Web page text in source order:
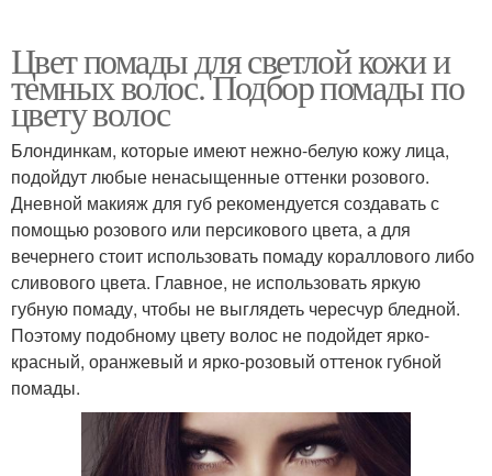
Цвет помады для светлой кожи и
темных волос. Подбор помады по
цвету волос
Блондинкам, которые имеют нежно-белую кожу лица,
подойдут любые ненасыщенные оттенки розового.
Дневной макияж для губ рекомендуется создавать с
помощью розового или персикового цвета, а для
вечернего стоит использовать помаду кораллового либо
сливового цвета. Главное, не использовать яркую
губную помаду, чтобы не выглядеть чересчур бледной.
Поэтому подобному цвету волос не подойдет ярко-
красный, оранжевый и ярко-розовый оттенок губной
помады.